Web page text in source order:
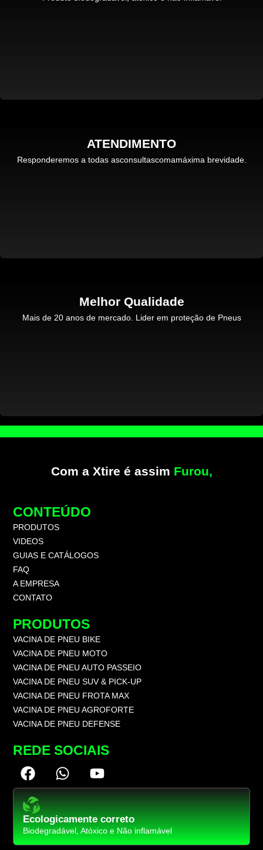
ATENDIMENTO
Responderemos a todas asconsultascomamáxima brevidade.
Melhor Qualidade
Mais de 20 anos de mercado. Lider em proteção de Pneus
Com a Xtire é assim Furou,
CONTEÚDO
PRODUTOS
VIDEOS
GUIAS E CATÁLOGOS
FAQ
A EMPRESA
CONTATO
PRODUTOS
VACINA DE PNEU BIKE
VACINA DE PNEU MOTO
VACINA DE PNEU AUTO PASSEIO
VACINA DE PNEU SUV & PICK-UP
VACINA DE PNEU FROTA MAX
VACINA DE PNEU AGROFORTE
VACINA DE PNEU DEFENSE
REDE SOCIAIS
Ecologicamente correto
Biodegradável, Atóxico e Não inflamável